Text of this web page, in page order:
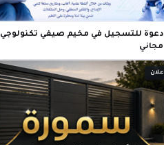
دعوة للتسجيل في مخيم صيفي تكنولوجي
مجاني
إعلان